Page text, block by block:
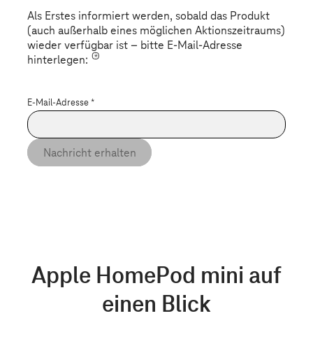
Als Erstes informiert werden, sobald das Produkt
(auch außerhalb eines möglichen Aktionszeitraums)
wieder verfügbar ist – bitte E-Mail-Adresse
hinterlegen: *
E-Mail-Adresse*
Nachricht erhalten
Apple HomePod mini auf
einen Blick